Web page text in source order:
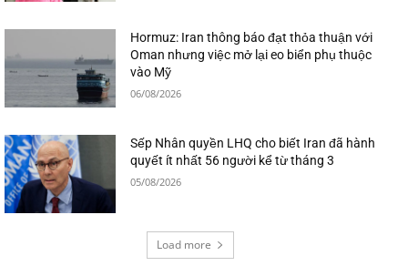
Hormuz: Iran thông báo đạt thỏa thuận với
Oman nhưng việc mở lại eo biển phụ thuộc
vào Mỹ
06/08/2026
Sếp Nhân quyền LHQ cho biết Iran đã hành
quyết ít nhất 56 người kể từ tháng 3
05/08/2026
Load more